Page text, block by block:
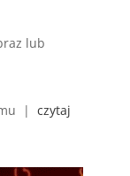
lub
| czytaj